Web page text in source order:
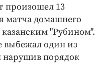
произошел 13
матча домашнего
"Рубином".
выбежал один из
порядок